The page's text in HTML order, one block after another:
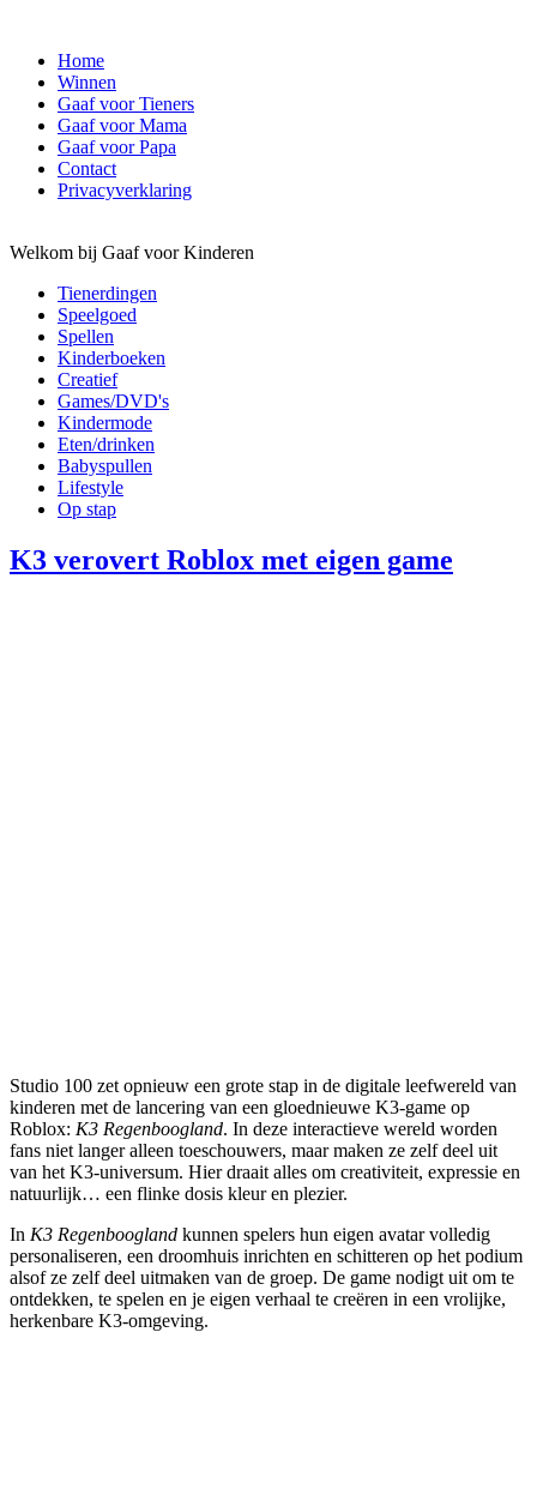
Home
Winnen
Gaaf voor Tieners
Gaaf voor Mama
Gaaf voor Papa
Contact
Privacyverklaring
Welkom bij Gaaf voor Kinderen
Tienerdingen
Speelgoed
Spellen
Kinderboeken
Creatief
Games/DVD's
Kindermode
Eten/drinken
Babyspullen
Lifestyle
Op stap
K3 verovert Roblox met eigen game
Studio 100 zet opnieuw een grote stap in de digitale leefwereld van
kinderen met de lancering van een gloednieuwe K3-game op
Roblox: K3 Regenboogland. In deze interactieve wereld worden
fans niet langer alleen toeschouwers, maar maken ze zelf deel uit
van het K3-universum. Hier draait alles om creativiteit, expressie en
natuurlijk… een flinke dosis kleur en plezier.
In K3 Regenboogland kunnen spelers hun eigen avatar volledig
personaliseren, een droomhuis inrichten en schitteren op het podium
alsof ze zelf deel uitmaken van de groep. De game nodigt uit om te
ontdekken, te spelen en je eigen verhaal te creëren in een vrolijke,
herkenbare K3-omgeving.